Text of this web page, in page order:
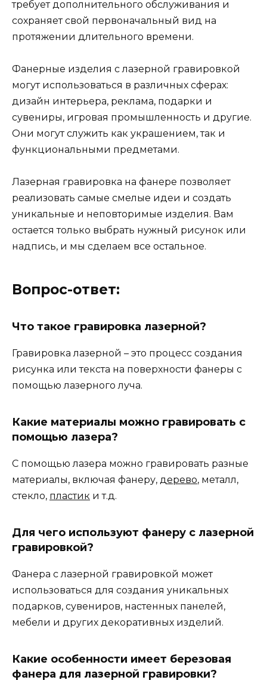
требует дополнительного обслуживания и
сохраняет свой первоначальный вид на
протяжении длительного времени.
Фанерные изделия с лазерной гравировкой
могут использоваться в различных сферах:
дизайн интерьера, реклама, подарки и
сувениры, игровая промышленность и другие.
Они могут служить как украшением, так и
функциональными предметами.
Лазерная гравировка на фанере позволяет
реализовать самые смелые идеи и создать
уникальные и неповторимые изделия. Вам
остается только выбрать нужный рисунок или
надпись, и мы сделаем все остальное.
Вопрос-ответ:
Что такое гравировка лазерной?
Гравировка лазерной – это процесс создания
рисунка или текста на поверхности фанеры с
помощью лазерного луча.
Какие материалы можно гравировать с
помощью лазера?
С помощью лазера можно гравировать разные
материалы, включая фанеру, дерево, металл,
стекло, пластик и т.д.
Для чего используют фанеру с лазерной
гравировкой?
Фанера с лазерной гравировкой может
использоваться для создания уникальных
подарков, сувениров, настенных панелей,
мебели и других декоративных изделий.
Какие особенности имеет березовая
фанера для лазерной гравировки?